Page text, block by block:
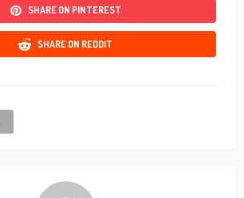
SHARE ON PINTEREST
SHARE ON REDDIT